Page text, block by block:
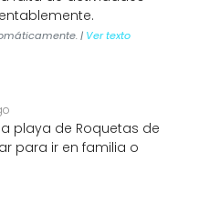
| Ver texto
playa de Roquetas de
para ir en familia o